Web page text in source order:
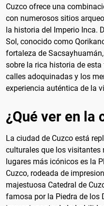
Cuzco ofrece una
con numerosos sitios
la historia del Imperio Inca.
Sol, conocido como
fortaleza de
sobre la rica historia de
calles adoquinadas y los
experiencia auténtica de la
¿Qué ver en la
La ciudad de Cuzco está
culturales que los visitantes
lugares más icónicos es la
Cuzco, rodeada de
majestuosa Catedral de
famosa por la Piedra de los